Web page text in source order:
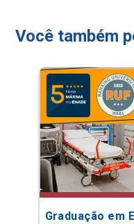
Você também
Graduação em